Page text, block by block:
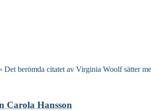
berömda citatet av Virginia Woolf sätter
Carola Hansson